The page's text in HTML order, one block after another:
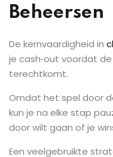
Beheersen
De kernvaardigheid in
je cash‑out voordat
terechtkomt.
Omdat het spel door
kun je na elke stap
door wilt gaan of je
Een veelgebruikte